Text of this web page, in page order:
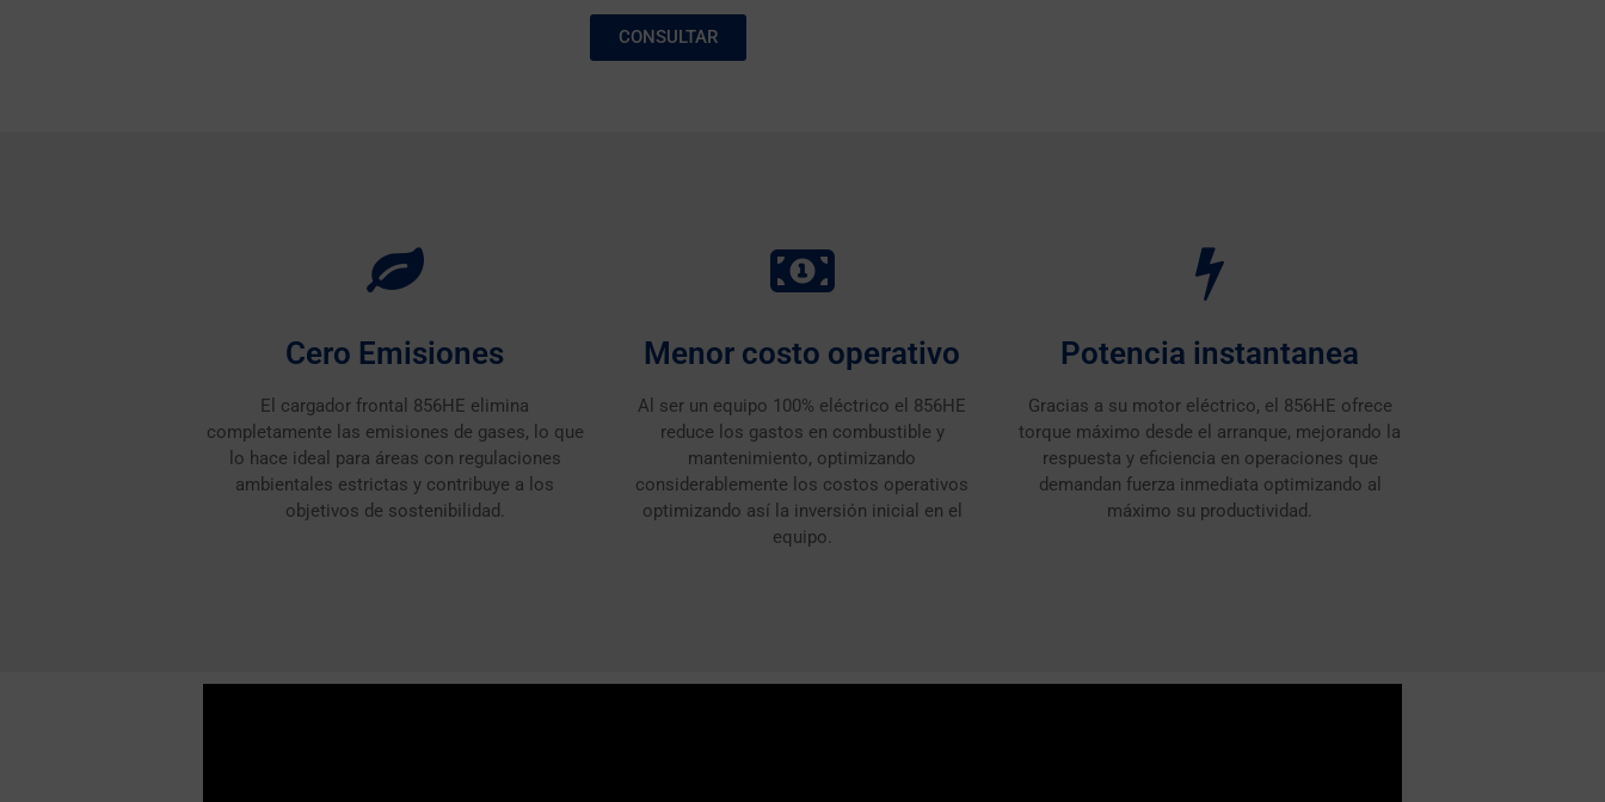
CONSULTAR
Cero Emisiones
El cargador frontal 856HE elimina
completamente las emisiones de gases, lo que
lo hace ideal para áreas con regulaciones
ambientales estrictas y contribuye a los
objetivos de sostenibilidad.
Menor costo operativo
Al ser un equipo 100% eléctrico el 856HE
reduce los gastos en combustible y
mantenimiento, optimizando
considerablemente los costos operativos
optimizando así la inversión inicial en el
equipo.
Potencia instantanea
Gracias a su motor eléctrico, el 856HE ofrece
torque máximo desde el arranque, mejorando la
respuesta y eficiencia en operaciones que
demandan fuerza inmediata optimizando al
máximo su productividad.